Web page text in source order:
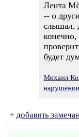
Лента
-- о
слышал,
будет
Михаил
нарушении
+ добавить